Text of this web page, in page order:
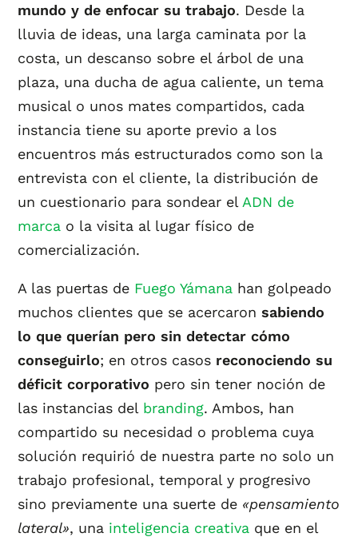
mundo y de enfocar su trabajo. Desde la
lluvia de ideas, una larga caminata por la
costa, un descanso sobre el árbol de una
plaza, una ducha de agua caliente, un tema
musical o unos mates compartidos, cada
instancia tiene su aporte previo a los
encuentros más estructurados como son la
entrevista con el cliente, la distribución de
un cuestionario para sondear el ADN de
marca o la visita al lugar físico de
comercialización.
A las puertas de Fuego Yámana han golpeado
muchos clientes que se acercaronsabiendo
lo que querían pero sin detectar cómo
conseguirlo; en otros casos reconociendo su
déficit corporativo pero sin tener noción de
las instancias del branding. Ambos, han
compartido su necesidad o problema cuya
solución requirió de nuestra parte no solo un
trabajo profesional, temporal y progresivo
sino previamente una suerte de «pensamiento
lateral», una inteligencia creativa que en el